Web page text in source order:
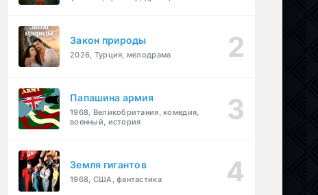
Закон природы
2026, Турция, мелодрама
Папашина армия
1968, Великобритания, комедия,
военный, история
Земля гигантов
1968, США, фантастика